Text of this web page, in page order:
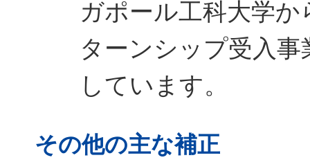
ガポール工科大学
ターンシップ受入事
しています。
その他の主な補正